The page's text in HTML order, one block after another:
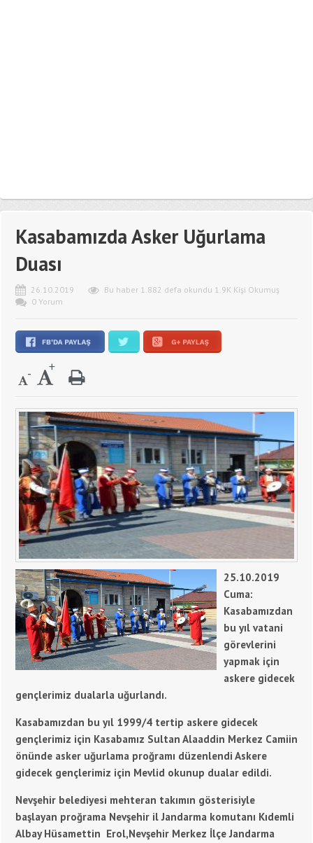
Kasabamızda Asker Uğurlama
Duası
26.10.2019
Bu haber 1.882 defa okundu 1.9K Kişi Okumuş
0 Yorum
25.10.2019
Cuma:
Kasabamızdan
bu yıl vatani
görevlerini
yapmak için
askere gidecek
gençlerimiz dualarla uğurlandı.
Kasabamızdan bu yıl 1999/4 tertip askere gidecek
gençlerimiz için Kasabamız Sultan Alaaddin Merkez Camiin
önünde asker uğurlama proğramı düzenlendi Askere
gidecek gençlerimiz için Mevlid okunup dualar edildi.
Nevşehir belediyesi mehteran takımın gösterisiyle
başlayan proğrama Nevşehir il Jandarma komutanı Kıdemli
Albay Hüsamettin Erol,Nevşehir Merkez İlçe Jandarma